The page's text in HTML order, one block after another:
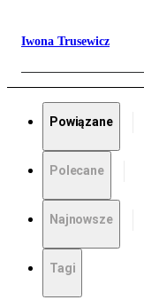
Iwona Trusewicz
Powiązane
Polecane
Najnowsze
Tagi